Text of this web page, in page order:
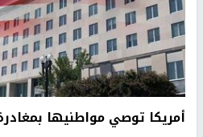
أمريكا توصي مواطنيها